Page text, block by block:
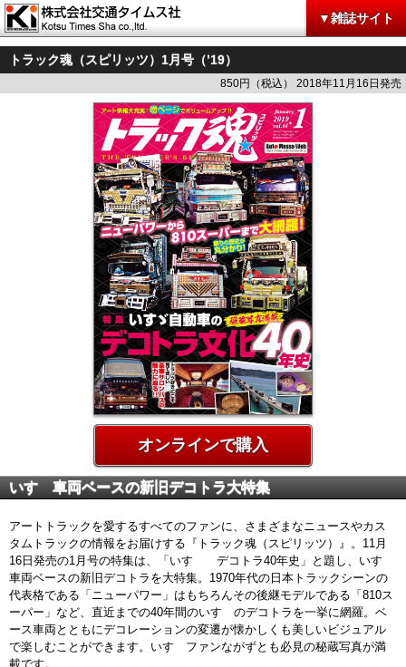
▼雑誌サイト
トラック魂（スピリッツ）1月号（’19）
850円（税込） 2018年11月16日発売
オンラインで購入
いすゞ車両ベースの新旧デコトラ大特集
アートトラックを愛するすべてのファンに、さまざまなニュースやカス
タムトラックの情報をお届けする『トラック魂（スピリッツ）』。11月
16日発売の1月号の特集は、「いすゞ デコトラ40年史」と題し、いすゞ
車両ベースの新旧デコトラを大特集。1970年代の日本トラックシーンの
代表格である「ニューパワー」はもちろんその後継モデルである「810ス
ーパー」など、直近までの40年間のいすゞのデコトラを一挙に網羅。ベ
ース車両とともにデコレーションの変遷が懐かしくも美しいビジュアル
で楽しむことができます。いすゞファンながずとも必見の秘蔵写真が満
載です。